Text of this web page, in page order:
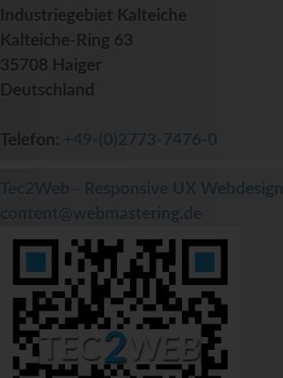
Industriegebiet Kalteiche
Kalteiche-Ring 63
35708 Haiger
Deutschland
Telefon: +49-(0)2773-7476-0
Tec2Web - Responsive UX Webdesign
content@webmastering.de